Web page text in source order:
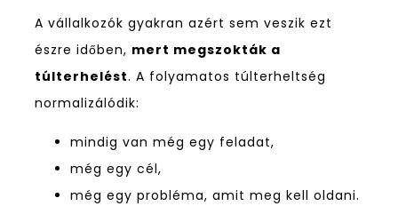
A vállalkozók gyakran azért sem veszik ezt
észre időben, mert megszokták a
túlterhelést. A folyamatos túlterheltség
normalizálódik:
mindig van még egy feladat,
még egy cél,
még egy probléma, amit meg kell oldani.